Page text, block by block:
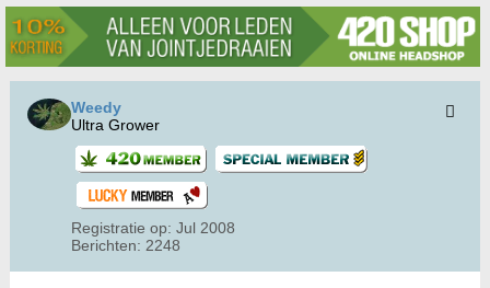
Weedy
Ultra Grower
Registratie op: Jul 2008
Berichten: 2248